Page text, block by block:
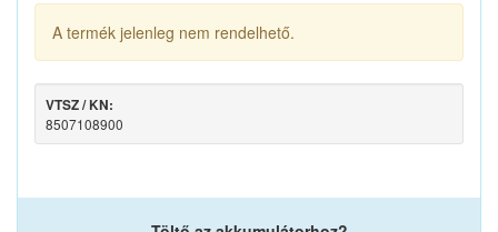
A termék jelenleg nem rendelhető.
VTSZ / KN:
8507108900